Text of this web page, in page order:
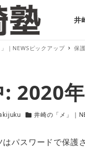
井
｜NEWSピックアップ 保
2020
カテゴリー
井崎の「メ」｜
はパスワードで保護